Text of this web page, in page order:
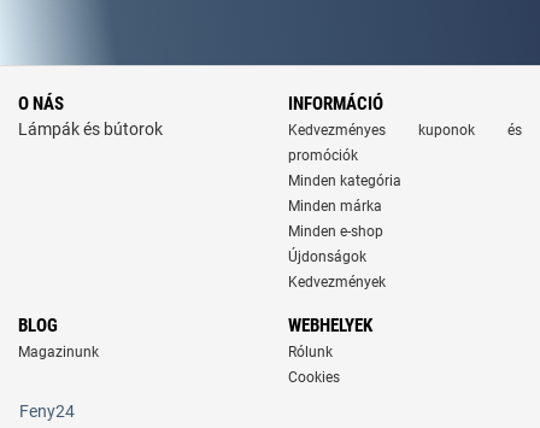
O NÁS
Lámpák és bútorok
INFORMÁCIÓ
Kedvezményes kuponok és
promóciók
Minden kategória
Minden márka
Minden e-shop
Újdonságok
Kedvezmények
BLOG
Magazinunk
WEBHELYEK
Rólunk
Cookies
Feny24